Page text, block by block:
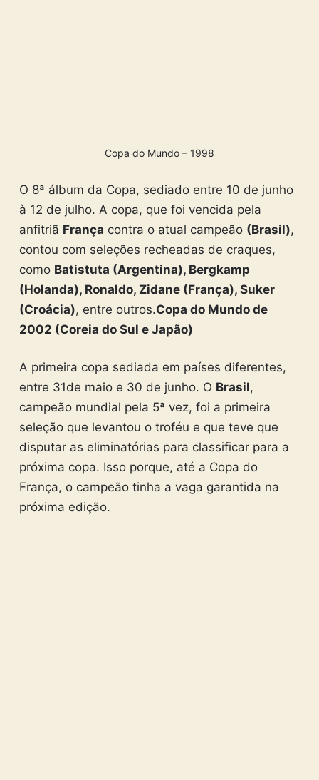
Copa do Mundo – 1998
O 8ª álbum da Copa, sediado entre 10 de junho
à 12 de julho. A copa, que foi vencida pela
anfitriã França contra o atual campeão (Brasil),
contou com seleções recheadas de craques,
como Batistuta (Argentina), Bergkamp
(Holanda), Ronaldo, Zidane (França), Suker
(Croácia), entre outros.Copa do Mundo de
2002 (Coreia do Sul e Japão)
A primeira copa sediada em países diferentes,
entre 31de maio e 30 de junho. O Brasil,
campeão mundial pela 5ª vez, foi a primeira
seleção que levantou o troféu e que teve que
disputar as eliminatórias para classificar para a
próxima copa. Isso porque, até a Copa do
França, o campeão tinha a vaga garantida na
próxima edição.